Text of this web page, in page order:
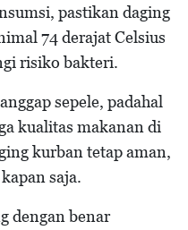
pastikan daging
74 derajat Celsius
risiko bakteri.
sepele, padahal
kualitas makanan di
kurban tetap aman,
saja.
dengan benar